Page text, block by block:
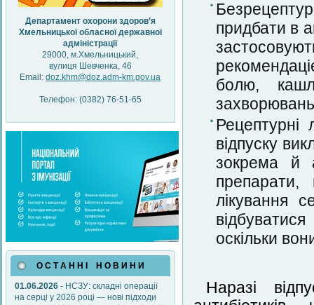
Департамент охорони здоров’я
Хмельницької обласної державної
адміністрації
29000, м.Хмельницький,
вулиця Шевченка, 46
Email:doz.khm@doz.adm-km.gov.ua
Телефон: (0382) 76-51-65
О С Т А Н Н І Н О В И Н И
01.06.2026 - НСЗУ: складні операції
на серці у 2026 році — нові підходи
придбати в
болю,
Рецептурні
відпуску
зокрема й
препарати,
лікування
оскільки
Наразі